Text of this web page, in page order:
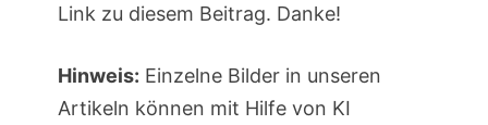
Link zu diesem Beitrag. Danke!
Hinweis: Einzelne Bilder in unseren
Artikeln können mit Hilfe von KI